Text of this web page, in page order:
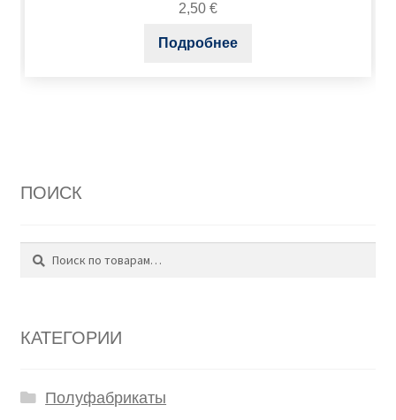
2,50 €
Подробнее
ПОИСК
Искать:
Поиск
КАТЕГОРИИ
Полуфабрикаты